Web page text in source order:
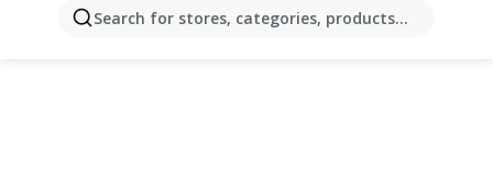
Search for stores, categories, products...